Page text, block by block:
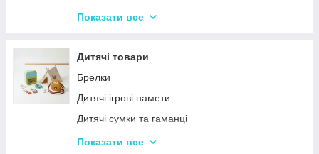
Новорічні фігурки та статуетки
Столовий посуд
Хвойні гірлянди
Показати все
Дитячі товари
Брелки
Дитячі ігрові намети
Дитячі сумки та гаманці
Дитячі фотокамери
Показати все